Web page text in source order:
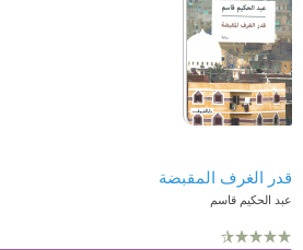
قدر الغرف المقبضة
عبد الحكيم قاسم